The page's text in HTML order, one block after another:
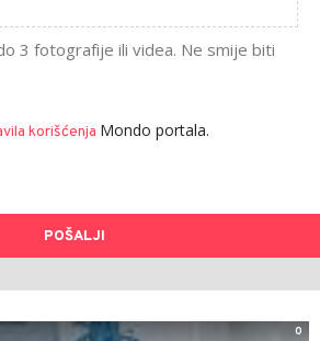
3 fotografije ili videa. Ne smije biti
korišćenja Mondo portala.
POŠALJI
0